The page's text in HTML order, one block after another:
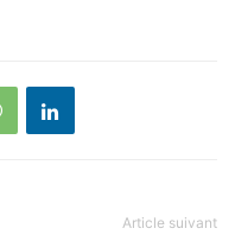
Article suivant